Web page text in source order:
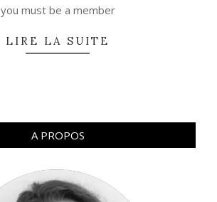
you must be a member
LIRE LA SUITE
A PROPOS